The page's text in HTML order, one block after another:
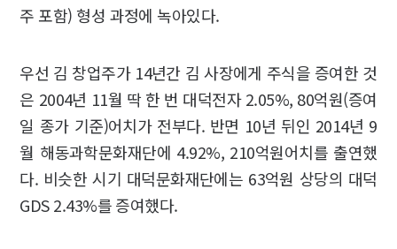
주 포함) 형성 과정에 녹아있다.
우선 김 창업주가 14년간 김 사장에게 주식을 증여한 것
은 2004년 11월 딱 한 번 대덕전자 2.05%, 80억원(증여
일 종가 기준)어치가 전부다. 반면 10년 뒤인 2014년 9
월 해동과학문화재단에 4.92%, 210억원어치를 출연했
다. 비슷한 시기 대덕문화재단에는 63억원 상당의 대덕
GDS 2.43%를 증여했다.